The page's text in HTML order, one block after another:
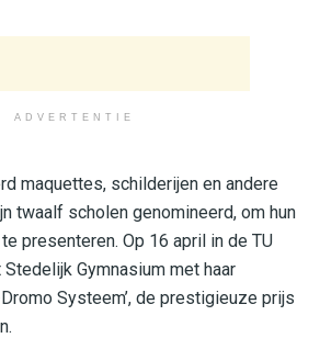
ADVERTENTIE
maquettes, schilderijen en andere
twaalf scholen genomineerd, om hun
presenteren. Op 16 april in de TU
Gymnasium met haar
Systeem’, de prestigieuze prijs